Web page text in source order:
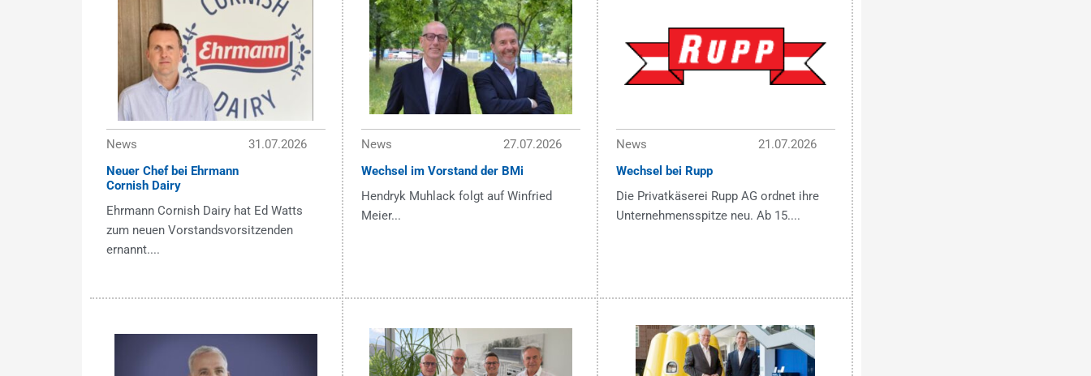
News
31.07.2026
Neuer Chef bei Ehrmann
Cornish Dairy
Ehrmann Cornish Dairy hat Ed Watts
zum neuen Vorstandsvorsitzenden
ernannt....
News
27.07.2026
Wechsel im Vorstand der BMi
Hendryk Muhlack folgt auf Winfried
Meier...
News
21.07.2026
Wechsel bei Rupp
Die Privatkäserei Rupp AG ordnet ihre
Unternehmensspitze neu. Ab 15....